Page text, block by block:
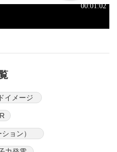
イメージ
ョン）